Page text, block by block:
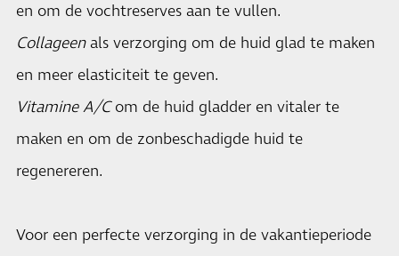
en om de vochtreserves aan te vullen.
Collageenals verzorging om de huid glad te maken
en meer elasticiteit te geven.
Vitamine A/Com de huid gladder en vitaler te
maken en om de zonbeschadigde huid te
regenereren.
Voor een perfecte verzorging in de vakantieperiode